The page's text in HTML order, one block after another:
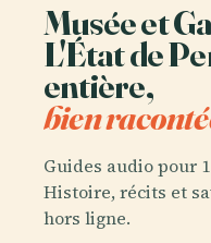
Musée et
L'État de
entière,
bien
Guides audio pour
Histoire, récits et
hors ligne.